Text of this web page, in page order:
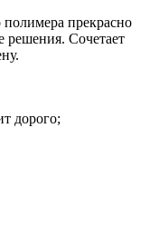
прекрасно
решения. Сочетает
дорого;